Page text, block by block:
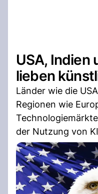
USA, Indien
lieben
Länder wie die
Regionen wie
der Nutzung von